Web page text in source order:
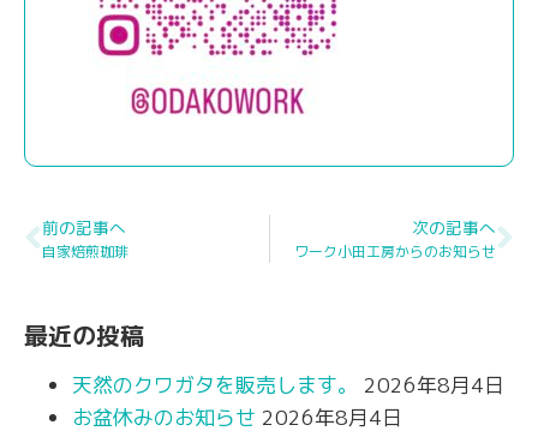
前の記事へ
自家焙煎珈琲
次の記事へ
ワーク小田工房からのお知らせ
最近の投稿
天然のクワガタを販売します。
2026年8月4日
お盆休みのお知らせ 2026年8月4日